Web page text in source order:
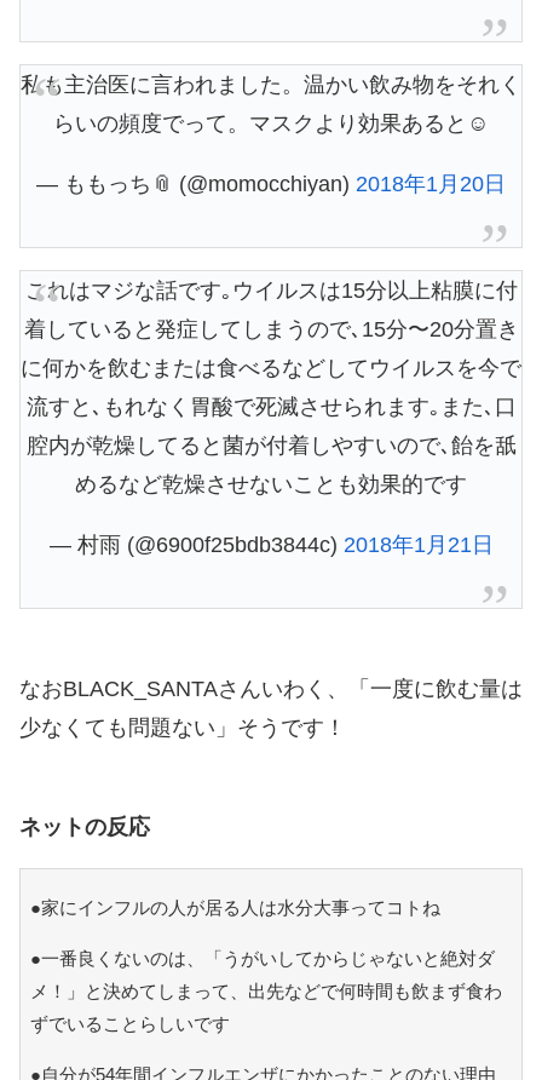
私も主治医に言われました。温かい飲み物をそれく
らいの頻度でって。マスクより効果あると☺️
— ももっち📎 (@momocchiyan) 2018年1月20日
これはマジな話です｡ウイルスは15分以上粘膜に付
着していると発症してしまうので､15分〜20分置き
に何かを飲むまたは食べるなどしてウイルスを今で
流すと､もれなく胃酸で死滅させられます｡また､口
腔内が乾燥してると菌が付着しやすいので､飴を舐
めるなど乾燥させないことも効果的です
— 村雨 (@6900f25bdb3844c) 2018年1月21日
なおBLACK_SANTAさんいわく、「一度に飲む量は
少なくても問題ない」そうです！
ネットの反応
●家にインフルの人が居る人は水分大事ってコトね
●一番良くないのは、「うがいしてからじゃないと絶対ダ
メ！」と決めてしまって、出先などで何時間も飲まず食わ
ずでいることらしいです
●自分が54年間インフルエンザにかかったことのない理由